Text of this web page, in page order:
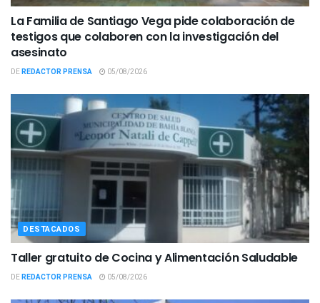
La Familia de Santiago Vega pide colaboración de
testigos que colaboren con la investigación del
asesinato
DEREDACTOR PRENSA 05/08/2026
DESTACADOS
Taller gratuito de Cocina y Alimentación Saludable
DEREDACTOR PRENSA 05/08/2026